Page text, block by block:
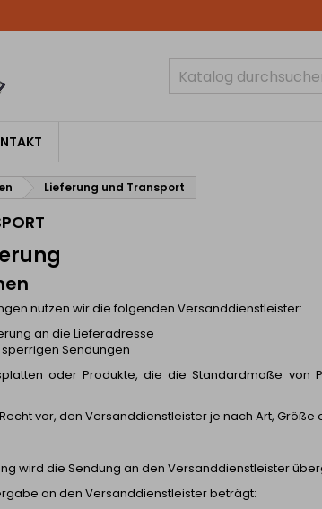
Lieferung und Transport
nutzen wir die folgenden Versanddienstleister:
an die Lieferadresse
Sendungen
oder Produkte, die die Standardmaße
vor, den Versanddienstleister je nach Art,
wird die Sendung an den Versanddienstleister
an den Versanddienstleister beträgt: